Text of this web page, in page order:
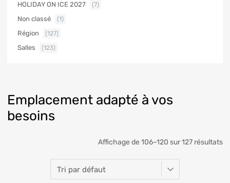
Emplacement adapté à vos
besoins
Affichage de 106–120 sur 127 résultats
HOLIDAY ON ICE 2027 (7)
Non classé (1)
Région (127)
Salles (123)